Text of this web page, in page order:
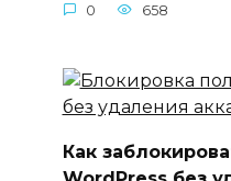
0 658
Как